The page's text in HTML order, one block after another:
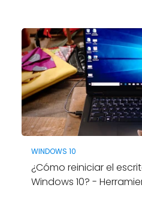
WINDOWS 10
¿Cómo reiniciar el
Windows 10? -